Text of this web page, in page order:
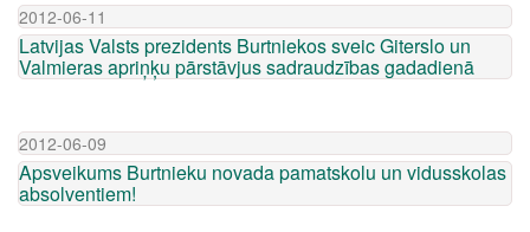
2012-06-11
Latvijas Valsts prezidents Burtniekos sveic Giterslo un
Valmieras apriņķu pārstāvjus sadraudzības gadadienā
2012-06-09
Apsveikums Burtnieku novada pamatskolu un vidusskolas
absolventiem!